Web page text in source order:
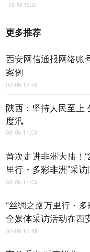
08-06 13:29
更多推荐
西安网信通报网络账
案例
08-06 15:56
陕西：坚持人民至上
度汛
08-06 11:06
首次走进非洲大陆！
里行・多彩非洲”采
08-06 11:03
“丝绸之路万里行・
全媒体采访活动在西
08-06 10:48